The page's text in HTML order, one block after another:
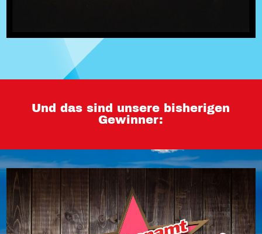
Und das sind unsere bisherigen
Gewinner: